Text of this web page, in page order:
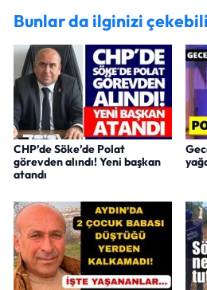
Bunlar da ilginizi
CHP’de Söke’de Polat
görevden alındı! Yeni başkan
atandı